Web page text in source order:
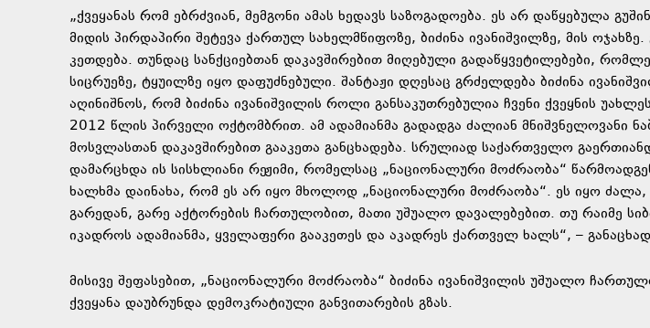
„ქვეყანას რომ ებრძვიან, მემგონი ამას ხედავს საზოგადოება. ეს არ დაწყებულა
მიდის პირდაპირი შეტევა ქართულ სახელმწიფოზე, ბიძინა ივანიშვილზე, მის
კეთდება. თუნდაც სანქციებთან დაკავშირებით მიღებული გადაწყვეტილებები,
სიცრუეზე, ტყუილზე იყო დაფუძნებული. შანტაჟი დღესაც გრძელდება ბიძინა
აღინიშნოს, რომ ბიძინა ივანიშვილის როლი განსაკუთრებულია ჩვენი ქვეყნის
2012 წლის პირველი ოქტომბრით. ამ ადამიანმა გადადგა ძალიან მნიშვნელოვანი
მოსვლასთან დაკავშირებით გააკეთა განცხადება. სრულიად საქართველო
დამარცხდა ის სისხლიანი რეჟიმი, რომელსაც „ნაციონალური მოძრაობა“
ხალხმა დაინახა, რომ ეს არ იყო მხოლოდ „ნაციონალური მოძრაობა“. ეს იყო
გარედან, გარე აქტორების ჩართულობით, მათი უშუალო დავალებებით. თუ რაიმე
იკადროს ადამიანმა, ყველაფერი გააკეთეს და აკადრეს ქართველ ხალს“, –
მისივე შეფასებით, „ნაციონალური მოძრაობა“ ბიძინა ივანიშვილის უშუალო
ქვეყანა დაუბრუნდა დემოკრატიული განვითარების გზას.